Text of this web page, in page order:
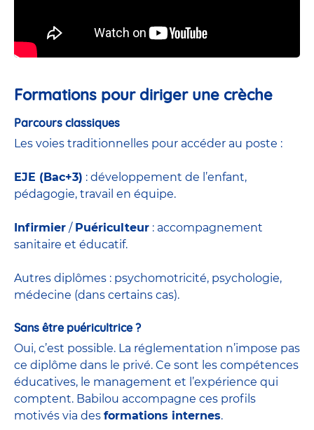
Formations pour diriger une crèche
Parcours classiques
Les voies traditionnelles pour accéder au poste :
EJE (Bac+3) : développement de l’enfant,
pédagogie, travail en équipe.
Infirmier / Puériculteur : accompagnement
sanitaire et éducatif.
Autres diplômes : psychomotricité, psychologie,
médecine (dans certains cas).
Sans être puéricultrice ?
Oui, c’est possible. La réglementation n’impose pas
ce diplôme dans le privé. Ce sont les compétences
éducatives, le management et l’expérience qui
comptent. Babilou accompagne ces profils
motivés via des formations internes.